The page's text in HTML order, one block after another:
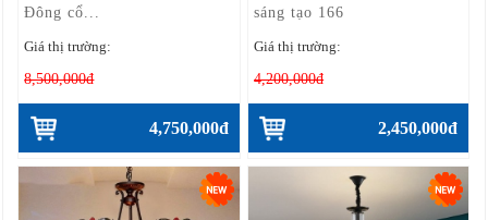
Đông cổ...
Giá thị trường:
8,500,000đ
4,750,000đ
sáng tạo 166
Giá thị trường:
4,200,000đ
2,450,000đ